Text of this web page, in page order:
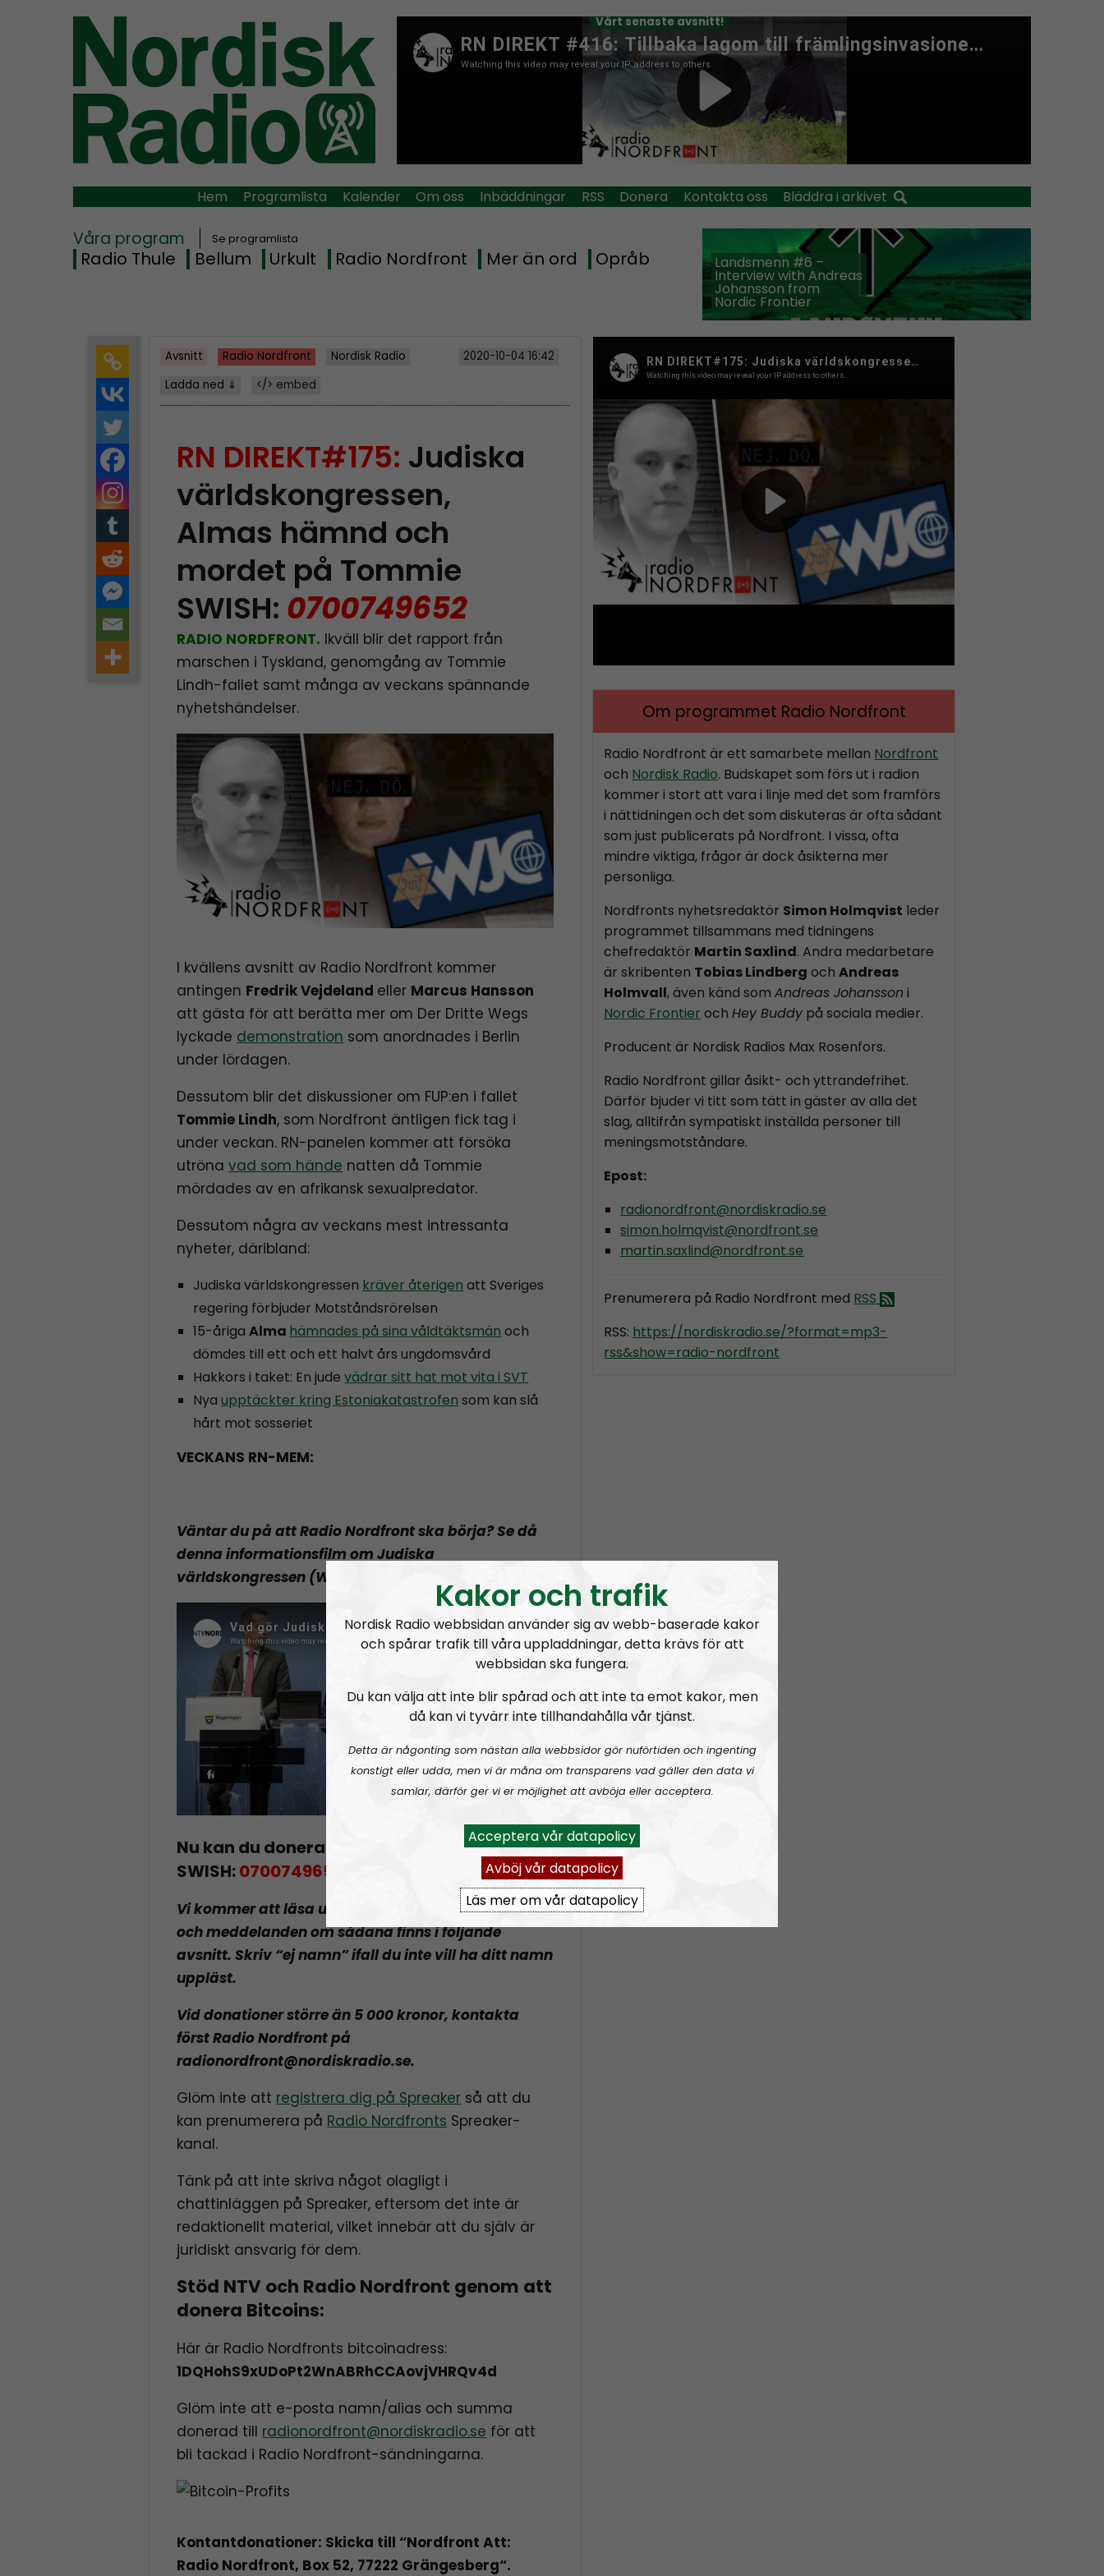
Vårt senaste avsnitt!
Hem Programlista Kalender Om oss Inbäddningar RSS Donera Kontakta oss Bläddra i arkivet
Våra program Se programlista
Radio Thule Bellum Urkult Radio Nordfront Mer än ord Opråb Landsmenn #6 –
Interview with Andreas
Johansson from
Nordic Frontier
Avsnitt Radio Nordfront Nordisk Radio
2020-10-04 16:42
Ladda ned ⇓
</> embed
RN DIREKT#175: Judiska
världskongressen,
Almas hämnd och
mordet på Tommie
SWISH: 0700749652
RADIO NORDFRONT. Ikväll blir det rapport från
marschen i Tyskland, genomgång av Tommie
Lindh-fallet samt många av veckans spännande
nyhetshändelser.
I kvällens avsnitt av Radio Nordfront kommer
antingen Fredrik Vejdeland eller Marcus Hansson
att gästa för att berätta mer om Der Dritte Wegs
lyckade demonstration som anordnades i Berlin
under lördagen.
Dessutom blir det diskussioner om FUP:en i fallet
Tommie Lindh, som Nordfront äntligen fick tag i
under veckan. RN-panelen kommer att försöka
utrönavad som hände natten då Tommie
mördades av en afrikansk sexualpredator.
Dessutom några av veckans mest intressanta
nyheter, däribland:
Judiska världskongressen kräver återigen att Sveriges
regering förbjuder Motståndsrörelsen
15-årigaAlma hämnades på sina våldtäktsmän och
dömdes till ett och ett halvt års ungdomsvård
Hakkors i taket: En judevädrar sitt hat mot vita i SVT
Nyaupptäckter kring Estoniakatastrofen som kan slå
hårt mot sosseriet
VECKANS RN-MEM:
Väntar du på att Radio Nordfront ska börja? Se då
denna informationsfilm om Judiska
världskongressen (WJC):
Nu kan du donera till Radio Nordfront via
SWISH:0700749652
Vi kommer att läsa upp alla donatorers förnamn
och meddelanden om sådana finns i följande
avsnitt. Skriv “ej namn” ifall du inte vill ha ditt namn
uppläst.
Vid donationer större än 5 000 kronor, kontakta
först Radio Nordfront på
radionordfront@nordiskradio.se.
Glöm inte att registrera dig på Spreaker så att du
kan prenumerera på Radio Nordfronts Spreaker-
kanal.
Tänk på att inte skriva något olagligt i
chattinläggen på Spreaker, eftersom det inte är
redaktionellt material, vilket innebär att du själv är
juridiskt ansvarig för dem.
Stöd NTV och Radio Nordfront genom att
donera Bitcoins:
Här är Radio Nordfronts bitcoinadress:
1DQHohS9xUDoPt2WnABRhCCAovjVHRQv4d
Glöm inte att e-posta namn/alias och summa
donerad till radionordfront@nordiskradio.se för att
bli tackad i Radio Nordfront-sändningarna.
Kontantdonationer: Skicka till “Nordfront Att:
Radio Nordfront, Box 52, 77222 Grängesberg“.
Om programmet Radio Nordfront
Radio Nordfront är ett samarbete mellan Nordfront
och Nordisk Radio. Budskapet som förs ut i radion
kommer i stort att vara i linje med det som framförs
i nättidningen och det som diskuteras är ofta sådant
som just publicerats på Nordfront. I vissa, ofta
mindre viktiga, frågor är dock åsikterna mer
personliga.
Nordfronts nyhetsredaktör Simon Holmqvist leder
programmet tillsammans med tidningens
chefredaktör Martin Saxlind. Andra medarbetare
är skribenten Tobias Lindberg ochAndreas
Holmvall, även känd somAndreas Johansson i
Nordic Frontier ochHey Buddy på sociala medier.
Producent är Nordisk Radios Max Rosenfors.
Radio Nordfront gillar åsikt- och yttrandefrihet.
Därför bjuder vi titt som tätt in gäster av alla det
slag, alltifrån sympatiskt inställda personer till
meningsmotståndare.
Epost:
radionordfront@nordiskradio.se
simon.holmqvist@nordfront.se
martin.saxlind@nordfront.se
Prenumerera på Radio Nordfront med RSS
RSS: https://nordiskradio.se/?format=mp3-
rss&show=radio-nordfront
Kakor och trafik
Nordisk Radio webbsidan använder sig av webb-baserade kakor
och spårar trafik till våra uppladdningar, detta krävs för att
webbsidan ska fungera.
Du kan välja att inte blir spårad och att inte ta emot kakor, men
då kan vi tyvärr inte tillhandahålla vår tjänst.
Detta är någonting som nästan alla webbsidor gör nuförtiden och ingenting
konstigt eller udda, men vi är måna om transparens vad gäller den data vi
samlar, därför ger vi er möjlighet att avböja eller acceptera.
Acceptera vår datapolicy
Avböj vår datapolicy
Läs mer om vår datapolicy